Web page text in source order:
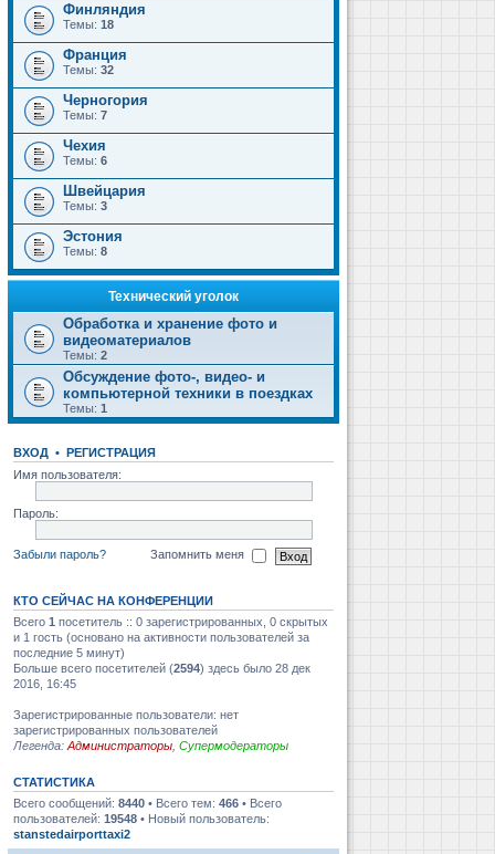
Финляндия
Темы: 18
Франция
Темы: 32
Черногория
Темы: 7
Чехия
Темы: 6
Швейцария
Темы: 3
Эстония
Темы: 8
Технический уголок
Обработка и хранение фото и
видеоматериалов
Темы: 2
Обсуждение фото-, видео- и
компьютерной техники в поездках
Темы: 1
ВХОД • РЕГИСТРАЦИЯ
Имя пользователя:
Пароль:
Забыли пароль? Запомнить меня
КТО СЕЙЧАС НА КОНФЕРЕНЦИИ
Всего 1 посетитель :: 0 зарегистрированных, 0 скрытых
и 1 гость (основано на активности пользователей за
последние 5 минут)
Больше всего посетителей (2594) здесь было 28 дек
2016, 16:45
Зарегистрированные пользователи: нет
зарегистрированных пользователей
Легенда: Администраторы Супермодераторы
СТАТИСТИКА
Всего сообщений: 8440 • Всего тем: 466 • Всего
пользователей: 19548 • Новый пользователь:
stanstedairporttaxi2